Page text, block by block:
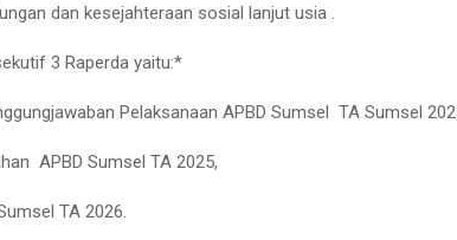
dan kesejahteraan sosial lanjut usia .
3 Raperda yaitu:*
Pelaksanaan APBD Sumsel TA Sumsel
APBD Sumsel TA 2025,
TA 2026.